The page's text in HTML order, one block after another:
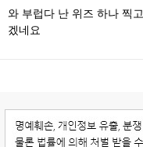
와 부럽다 난 위즈 하나 찍
겠네요